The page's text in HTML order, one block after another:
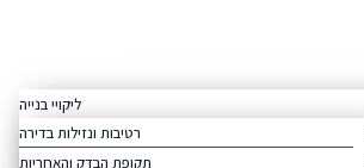
ליקויי בנייה
רטיבות ונזילות בדירה
תקופת הבדק והאחריות